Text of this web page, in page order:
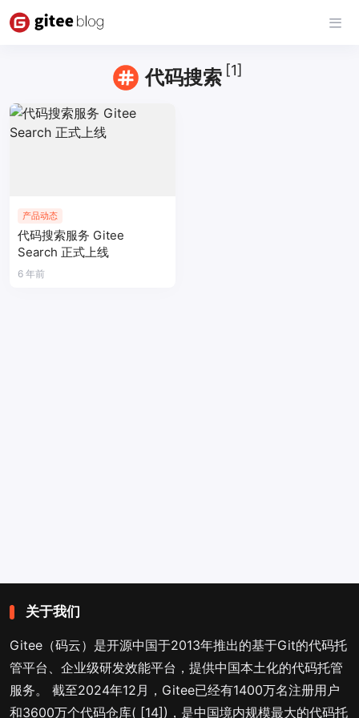
代码搜索 [1]
产品动态
代码搜索服务 Gitee
Search 正式上线
6 年前
关于我们
Gitee（码云）是开源中国于2013年推出的基于Git的代码托
管平台、企业级研发效能平台，提供中国本土化的代码托管
服务。 截至2024年12月，Gitee已经有1400万名注册用户
和3600万个代码仓库( [14])，是中国境内规模最大的代码托